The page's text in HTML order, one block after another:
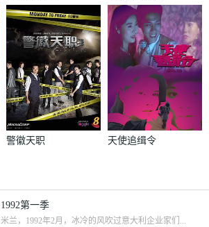
季
代第二季
警徽天职 天使追缉令
1992第一季
米兰，1992年2月，冰冷的风吹过意大利企业家们...